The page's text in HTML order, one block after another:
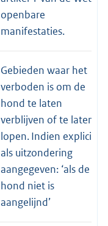
openbare
manifestaties.
Gebieden waar het
verboden is om de
hond te laten
verblijven of te laten
lopen. Indien expliciet
als uitzondering
aangegeven: ‘als de
hond niet is
aangelijnd’